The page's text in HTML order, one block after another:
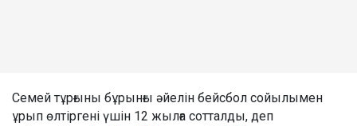
Семей тұрғыны бұрынғы әйелін бейсбол сойылымен
ұрып өлтіргені үшін 12 жылға сотталды, деп